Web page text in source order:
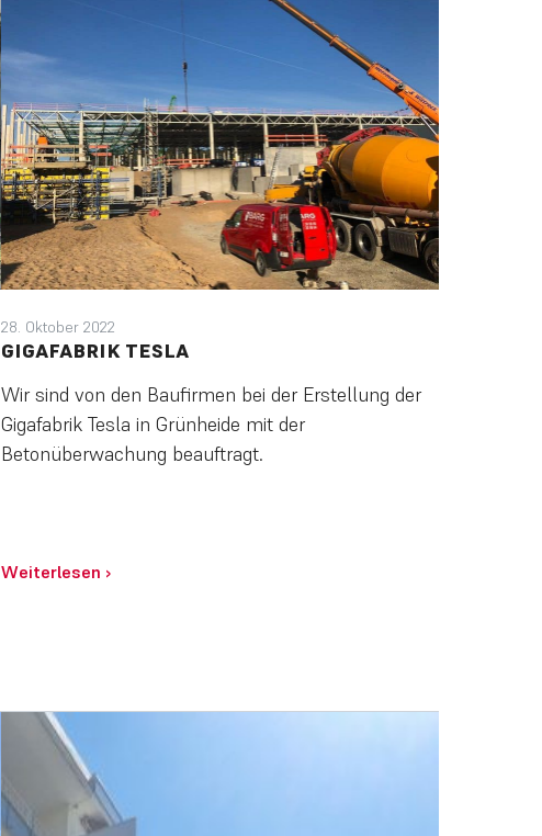
28. Oktober 2022
GIGAFABRIK TESLA
Wir sind von den Baufirmen bei der Erstellung der
Gigafabrik Tesla in Grünheide mit der
Betonüberwachung beauftragt.
Weiterlesen ›